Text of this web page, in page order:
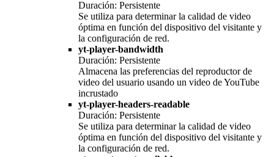
Duración: Persistente
Se utiliza para determinar la calidad de video
óptima en función del dispositivo del visitante y
la configuración de red.
yt-player-bandwidth
Duración: Persistente
Almacena las preferencias del reproductor de
video del usuario usando un video de YouTube
incrustado
yt-player-headers-readable
Duración: Persistente
Se utiliza para determinar la calidad de video
óptima en función del dispositivo del visitante y
la configuración de red.